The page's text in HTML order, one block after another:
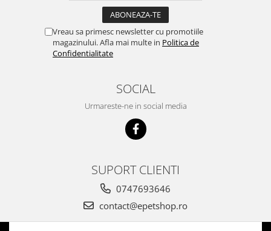
Vreau sa primesc newsletter cu promotiile
magazinului. Afla mai multe in Politica de
Confidentialitate
SOCIAL
Urmareste-ne in social media
SUPORT CLIENTI
0747693646
contact@epetshop.ro